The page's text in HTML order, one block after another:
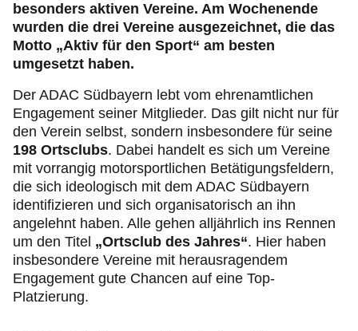
besonders aktiven Vereine. Am Wochenende
wurden die drei Vereine ausgezeichnet, die das
Motto „Aktiv für den Sport“ am besten
umgesetzt haben.
Der ADAC Südbayern lebt vom ehrenamtlichen
Engagement seiner Mitglieder. Das gilt nicht nur für
den Verein selbst, sondern insbesondere für seine
198 Ortsclubs. Dabei handelt es sich um Vereine
mit vorrangig motorsportlichen Betätigungsfeldern,
die sich ideologisch mit dem ADAC Südbayern
identifizieren und sich organisatorisch an ihn
angelehnt haben. Alle gehen alljährlich ins Rennen
um den Titel „Ortsclub des Jahres“. Hier haben
insbesondere Vereine mit herausragendem
Engagement gute Chancen auf eine Top-
Platzierung.